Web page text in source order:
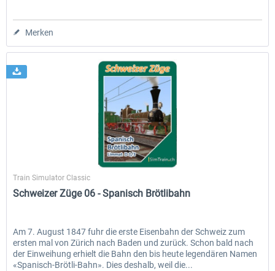
Merken
SimTrain
Train Simulator Classic
Schweizer Züge 06 - Spanisch Brötlibahn
Am 7. August 1847 fuhr die erste Eisenbahn der Schweiz zum
ersten mal von Zürich nach Baden und zurück. Schon bald nach
der Einweihung erhielt die Bahn den bis heute legendären Namen
«Spanisch-Brötli-Bahn». Dies deshalb, weil die...